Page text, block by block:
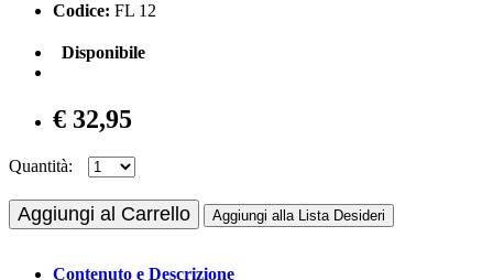
Codice: FL 12
Disponibile
€ 32,95
Quantità:
Aggiungi al Carrello Aggiungi alla Lista Desideri
Contenuto e Descrizione